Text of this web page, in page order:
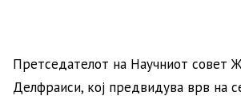
Претседателот на Научниот совет
Делфраиси, кој предвидува врв на